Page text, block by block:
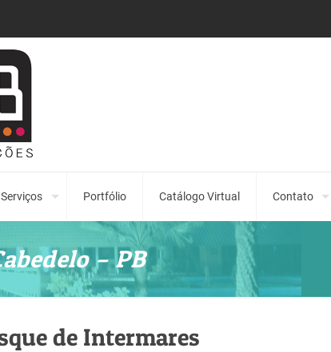
Serviços Portfólio Catálogo Virtual Contato
– PB
de Intermares